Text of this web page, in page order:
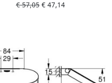
hard graphite geborsteld
€ 57,05€ 47,14